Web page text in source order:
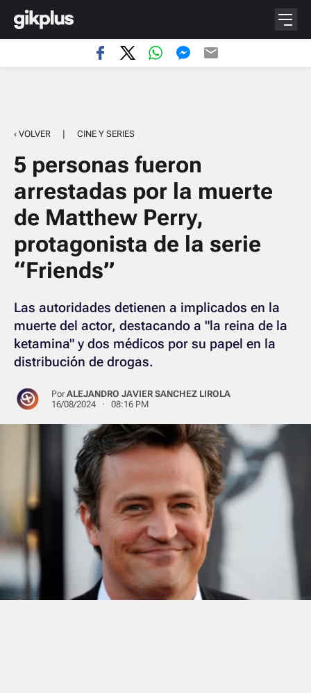
‹ VOLVER | CINE Y SERIES
5 personas fueron
arrestadas por la muerte
de Matthew Perry,
protagonista de la serie
“Friends”
Las autoridades detienen a implicados en la
muerte del actor, destacando a "la reina de la
ketamina" y dos médicos por su papel en la
distribución de drogas.
PorALEJANDRO JAVIER SANCHEZ LIROLA
16/08/2024 · 08:16 PM